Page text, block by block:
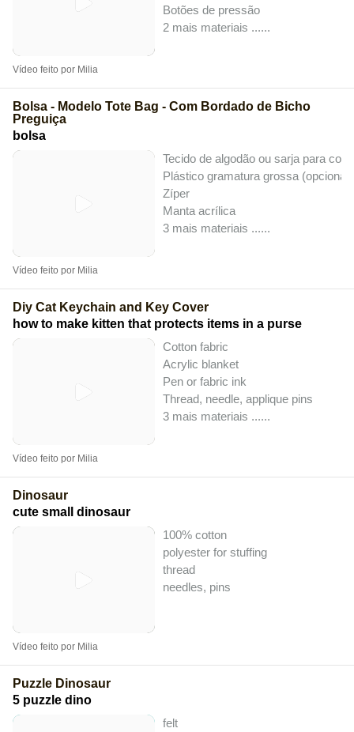
Botões de pressão
2 mais materiais ......
Vídeo feito por Milia
Bolsa - Modelo Tote Bag - Com Bordado de Bicho
Preguiça
bolsa
Tecido de algodão ou sarja para
Plástico gramatura grossa (opcional)
Zíper
Manta acrílica
3 mais materiais ......
Vídeo feito por Milia
Diy Cat Keychain and Key Cover
how to make kitten that protects items in a purse
Cotton fabric
Acrylic blanket
Pen or fabric ink
Thread, needle, applique pins
3 mais materiais ......
Vídeo feito por Milia
Dinosaur
cute small dinosaur
100% cotton
polyester for stuffing
thread
needles, pins
Vídeo feito por Milia
Puzzle Dinosaur
5 puzzle dino
felt